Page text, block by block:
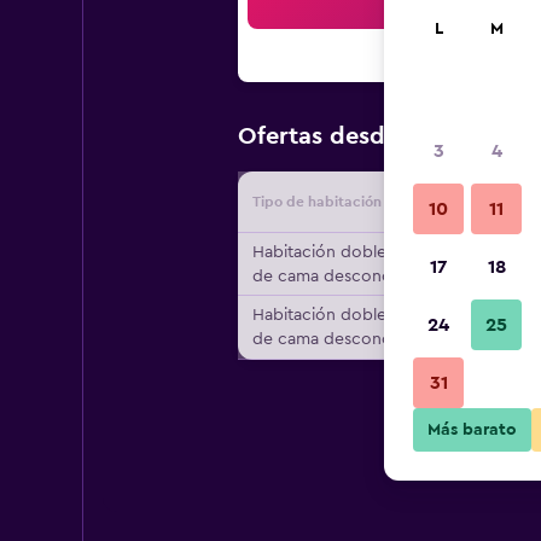
Ofertas desde Oferta
Tipo de habitación
Habitación doble, tipo
de cama desconocido
Habitación doble, tipo
de cama desconocido
L M
3 4
10 11
17 18
24 25
31
Más barato